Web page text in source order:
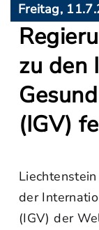
Freitag,
zu den
(IGV)
der
(IGV) der